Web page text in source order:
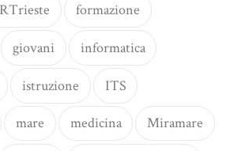
formazione
giovani informatica
istruzione ITS
mare medicina Miramare